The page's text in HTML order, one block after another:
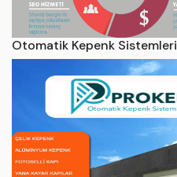
Otomatik Kepenk Sistemleri